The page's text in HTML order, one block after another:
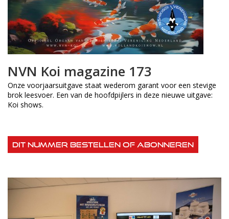
NVN Koi magazine 173
Onze voorjaarsuitgave staat wederom garant voor een stevige
brok leesvoer. Een van de hoofdpijlers in deze nieuwe uitgave:
Koi shows.
Dit nummer bestellen of abonneren